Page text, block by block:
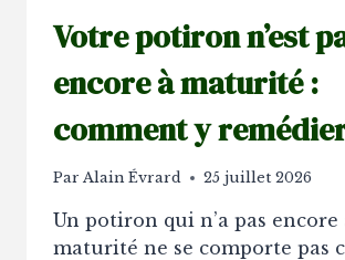
Votre potiron n’est
encore à maturité :
comment y
Par Alain Évrard 25 juillet 2026
Un potiron qui n’a pas
maturité ne se comporte pas